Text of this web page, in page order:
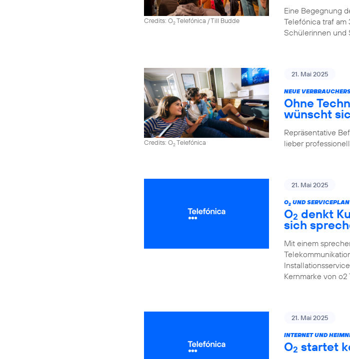
Credits: O2Telefónica / Till Budde
Eine Begegnung
Telefónica traf
Schülerinnen und
Credits: O2Telefónica
21. Mai 2025
NEUE
Ohne
wünscht
Repräsentative
lieber
21. Mai 2025
O2 UND
O2 denkt
sich
Mit einem
Kernmarke von
21. Mai 2025
INTERNET UND
O2 startet